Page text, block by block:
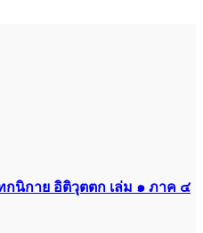
นิกาย อิติวุตตก เล่ม ๑ ภาค ๔